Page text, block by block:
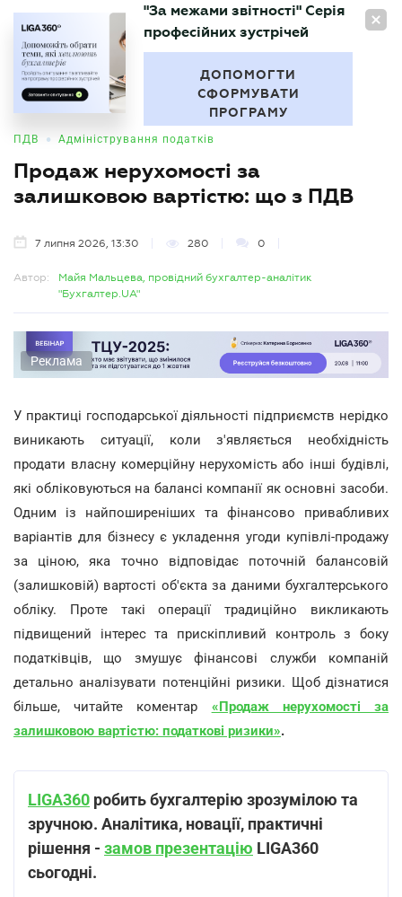
UA
БУХГАЛТЕР
"За межами звітності" Серія
професійних зустрічей
ДОПОМОГТИ
СФОРМУВАТИ
ПРОГРАМУ
ПДВ • Адміністрування податків
Продаж нерухомості за
залишковою вартістю: що з ПДВ
7 липня 2026, 13:30 280 0
Автор:
Майя Мальцева, провідний бухгалтер-аналітик
"Бухгалтер.UA"
Реклама
У практиці господарської діяльності підприємств нерідко
виникають ситуації, коли з'являється необхідність
продати власну комерційну нерухомість або інші будівлі,
які обліковуються на балансі компанії як основні засоби.
Одним із найпоширеніших та фінансово привабливих
варіантів для бізнесу є укладення угоди купівлі-продажу
за ціною, яка точно відповідає поточній балансовій
(залишковій) вартості об'єкта за даними бухгалтерського
обліку. Проте такі операції традиційно викликають
підвищений інтерес та прискіпливий контроль з боку
податківців, що змушує фінансові служби компаній
детально аналізувати потенційні ризики. Щоб дізнатися
більше, читайте коментар «Продаж нерухомості за
залишковою вартістю: податкові ризики».
LIGA360 робить бухгалтерію зрозумілою та
зручною. Аналітика, новації, практичні
рішення - замов презентацію LIGA360
сьогодні.